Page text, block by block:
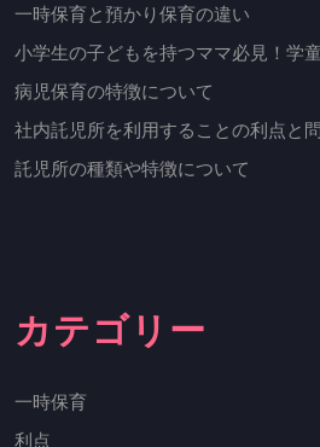
一時保育と預かり保育の違い
小学生の子どもを持つママ必見！学
病児保育の特徴について
社内託児所を利用することの利点と
託児所の種類や特徴について
カテゴリー
一時保育
利点